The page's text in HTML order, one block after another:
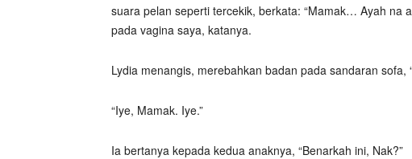
suara pelan seperti tercekik, berkata: “Mamak… Ayah na
pada vagina saya, katanya.
Lydia menangis, merebahkan badan pada sandaran
“Iye, Mamak. Iye.”
Ia bertanya kepada kedua anaknya, “Benarkah ini, Nak?”